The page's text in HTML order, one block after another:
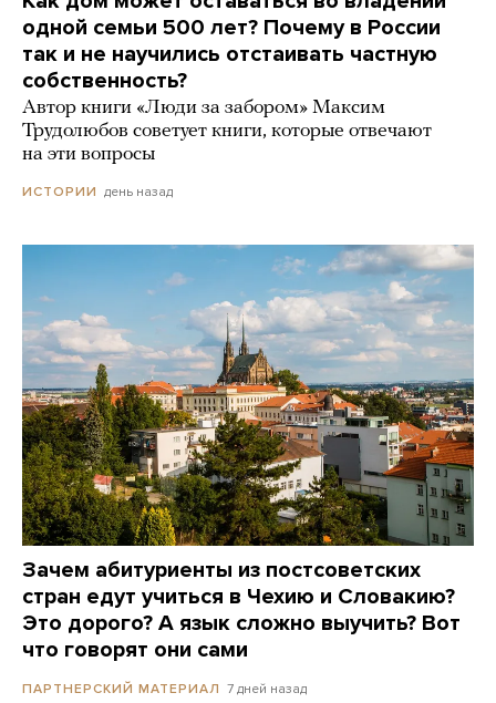
одной семьи 500 лет? Почему в России
так и не научились отстаивать частную
собственность?
Автор книги «Люди за забором» Максим
Трудолюбов советует книги, которые отвечают
на эти вопросы
ИСТОРИИ день назад
Зачем абитуриенты из постсоветских
стран едут учиться в Чехию и Словакию?
Это дорого? А язык сложно выучить? Вот
что говорят они сами
ПАРТНЕРСКИЙ МАТЕРИАЛ 7 дней назад